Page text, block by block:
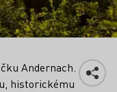
Andernach.
historickému